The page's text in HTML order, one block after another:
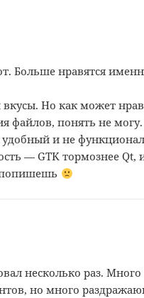
Больше нравятся
вкусы. Но как может
файлов, понять не
и не
— GTK тормознее Qt,
несколько раз. Много
но много